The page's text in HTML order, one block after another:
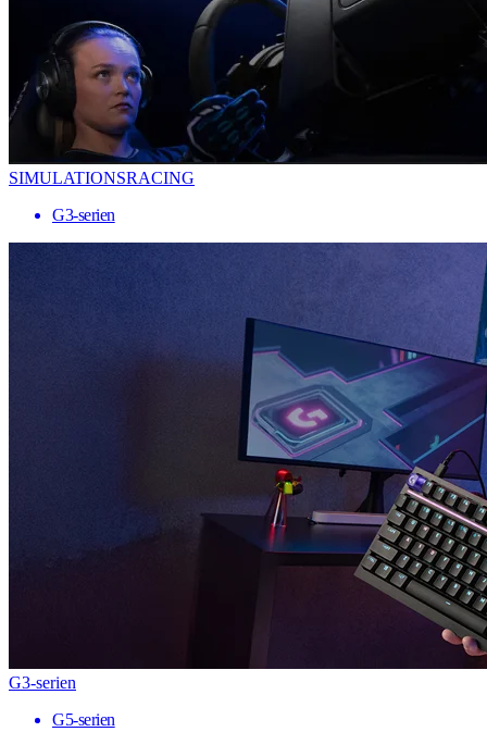
SIMULATIONSRACING
G3-serien
G3-serien
G5-serien